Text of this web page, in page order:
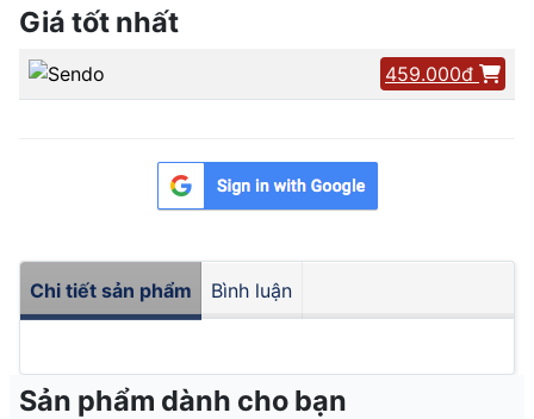
Giá tốt nhất
459.000đ
Chi tiết sản phẩm Bình luận
Sản phẩm dành cho bạn